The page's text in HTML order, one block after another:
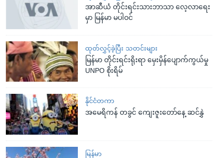
အာဆီယံ တိုင်းရင်းသားဘာသာ လေ့လာရေး
မှာ မြန်မာ မပါဝင်
ထုတ်လွှင့်ခဲ့ပြီး သတင်းများ
မြန်မာ တိုင်းရင်းရိုးရာ မှေးမှိန်ပျောက်ကွယ်မှု
UNPO စိုးရိမ်
နိုင်ငံတကာ
အမေရိကန် တခွင် ကျေးဇူးတော်နေ့ ဆင်နွှဲ
မြန်မာ